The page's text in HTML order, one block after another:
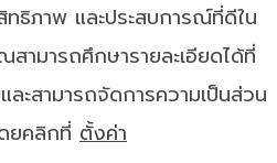
ธิภาพ และประสบการณ์ที่ดีใน
ามารถศึกษารายละเอียดได้ที่
และสามารถจัดการความเป็นส่วน
ยคลิกที่ ตั้งค่า